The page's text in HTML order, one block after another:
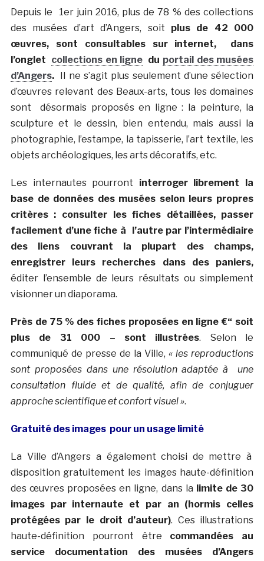
Depuis le 1er juin 2016, plus de 78 % des collections
des musées d’art d’Angers, soit plus de 42 000
œuvres, sont consultables sur internet, dans
l’onglet collections en ligne du portail des musées
d’Angers. Il ne s’agit plus seulement d’une sélection
d’œuvres relevant des Beaux-arts, tous les domaines
sont désormais proposés en ligne : la peinture, la
sculpture et le dessin, bien entendu, mais aussi la
photographie, l’estampe, la tapisserie, l’art textile, les
objets archéologiques, les arts décoratifs, etc.
Les internautes pourront interroger librement la
base de données des musées selon leurs propres
critères : consulter les fiches détaillées, passer
facilement d’une fiche à l’autre par l’intermédiaire
des liens couvrant la plupart des champs,
enregistrer leurs recherches dans des paniers,
éditer l’ensemble de leurs résultats ou simplement
visionner un diaporama.
Près de 75 % des fiches proposées en ligne €“ soit
plus de 31 000 – sont illustrées. Selon le
communiqué de presse de la Ville,« les reproductions
sont proposées dans une résolution adaptée à une
consultation fluide et de qualité, afin de conjuguer
approche scientifique et confort visuel ».
Gratuité des images pour un usage limité
La Ville d’Angers a également choisi de mettre à
disposition gratuitement les images haute-définition
des œuvres proposées en ligne, dans la limite de 30
images par internaute et par an (hormis celles
protégées par le droit d’auteur). Ces illustrations
haute-définition pourront être commandées au
service documentation des musées d’Angers